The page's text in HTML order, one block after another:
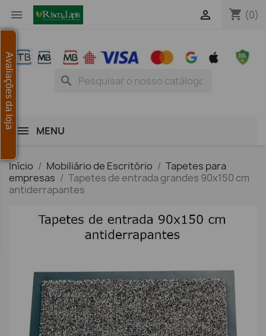
 shopping_cart (0)

search
MENU
Início Mobiliário de Escritório
Tapetes para
empresas
Tapetes de entrada grandes 90x150 cm
antiderrapantes
Avaliações da loja